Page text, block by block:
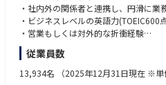
【求める人物像】
●「プレイヤーからの完全脱却」ができ
自ら実務の最前線に出る（または一人
みを冷静に見極め、適切にタスクを割
駐在可能性含む）も見据え、自己研鑽
■職務・期待役割
ビジネスにおいて、受発注から業績管
ただきます。
社内外との調整力とデータ分析スキル
・社内外の関係者と連携し、円滑に業
・ビジネスレベルの英語力(TOEIC600
・営業もしくは対外的な折衝経験
・複数のタスクを並行して管理し、優
・正確性を重視し、迅速かつ的確に業
従業員数
13,934名 （2025年12月31日現在 ※単